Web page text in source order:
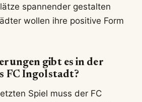
spannender gestalten
wollen ihre positive Form
gibt es in der
FC Ingolstadt?
Spiel muss der FC